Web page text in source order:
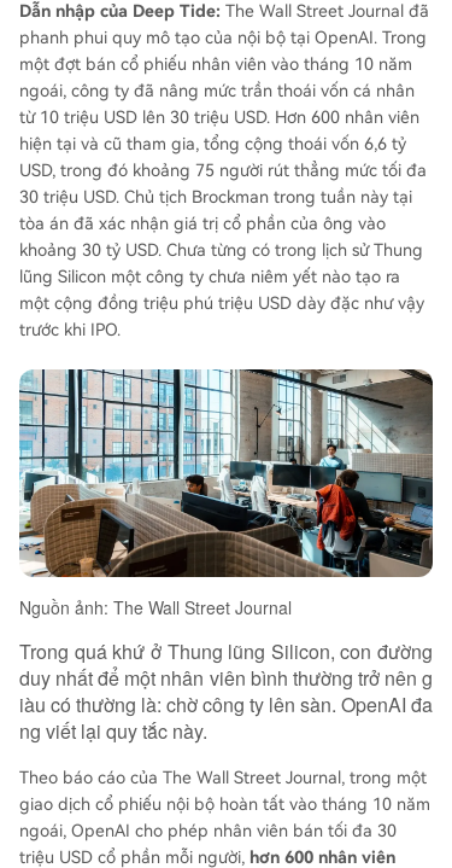
Dẫn nhập của Deep Tide: The Wall Street Journal đã
phanh phui quy mô tạo của nội bộ tại OpenAI. Trong
một đợt bán cổ phiếu nhân viên vào tháng 10 năm
ngoái, công ty đã nâng mức trần thoái vốn cá nhân
từ 10 triệu USD lên 30 triệu USD. Hơn 600 nhân viên
hiện tại và cũ tham gia, tổng cộng thoái vốn 6,6 tỷ
USD, trong đó khoảng 75 người rút thẳng mức tối đa
30 triệu USD. Chủ tịch Brockman trong tuần này tại
tòa án đã xác nhận giá trị cổ phần của ông vào
khoảng 30 tỷ USD. Chưa từng có trong lịch sử Thung
lũng Silicon một công ty chưa niêm yết nào tạo ra
một cộng đồng triệu phú triệu USD dày đặc như vậy
trước khi IPO.
Nguồn ảnh: The Wall Street Journal
Trong quá khứ ở Thung lũng Silicon, con đường
duy nhất để một nhân viên bình thường trở nên g
iàu có thường là: chờ công ty lên sàn. OpenAI đa
ng viết lại quy tắc này.
Theo báo cáo của The Wall Street Journal, trong một
giao dịch cổ phiếu nội bộ hoàn tất vào tháng 10 năm
ngoái, OpenAI cho phép nhân viên bán tối đa 30
triệu USD cổ phần mỗi người, hơn 600 nhân viên